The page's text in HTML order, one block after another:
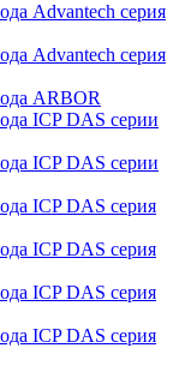
Advantech серия
Advantech серия
ARBOR
ICP DAS серии
ICP DAS серии
ICP DAS серия
ICP DAS серия
ICP DAS серия
ICP DAS серия